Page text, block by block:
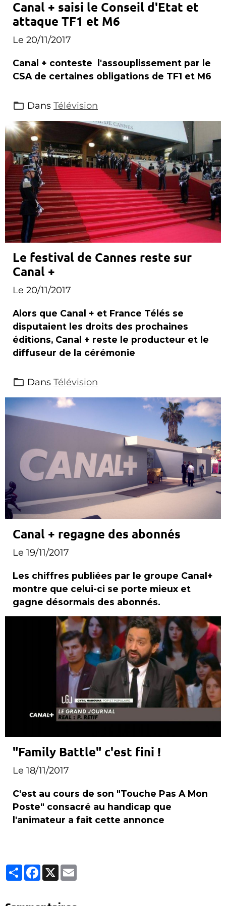
Canal + saisi le Conseil d'Etat et
attaque TF1 et M6
Le 20/11/2017
Canal + conteste l'assouplissement par le
CSA de certaines obligations de TF1 et M6
Dans Télévision
Le festival de Cannes reste sur
Canal +
Le 20/11/2017
Alors que Canal + et France Télés se
disputaient les droits des prochaines
éditions, Canal + reste le producteur et le
diffuseur de la cérémonie
Dans Télévision
Canal + regagne des abonnés
Le 19/11/2017
Les chiffres publiées par le groupe Canal+
montre que celui-ci se porte mieux et
gagne désormais des abonnés.
"Family Battle" c'est fini !
Le 18/11/2017
C'est au cours de son "Touche Pas A Mon
Poste" consacré au handicap que
l'animateur a fait cette annonce
Partager
Facebook
X